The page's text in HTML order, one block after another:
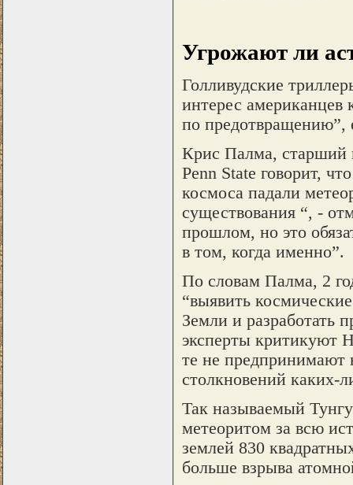
Угрожают ли
Голливудские
интерес американцев
по предотвращению”,
Крис Палма, старший
Penn State говорит,
космоса падали
существования “, -
прошлом, но это
в том, когда именно”.
По словам Палма, 2
“выявить
Земли и разработать
эксперты критикуют
те не предпринимают
столкновений каких-
Так называемый
метеоритом за всю
землей 830
больше взрыва